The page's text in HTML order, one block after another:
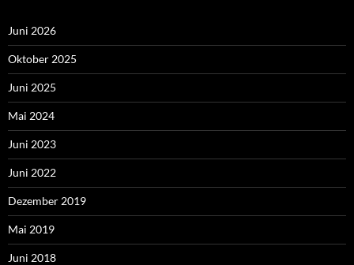
Juni 2026
Oktober 2025
Juni 2025
Mai 2024
Juni 2023
Juni 2022
Dezember 2019
Mai 2019
Juni 2018